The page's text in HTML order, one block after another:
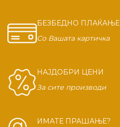
БЕЗБЕДНО ПЛАЌАЊЕ
Со Вашата картичка
НАЈДОБРИ ЦЕНИ
За сите производи
ИМАТЕ ПРАШАЊЕ?